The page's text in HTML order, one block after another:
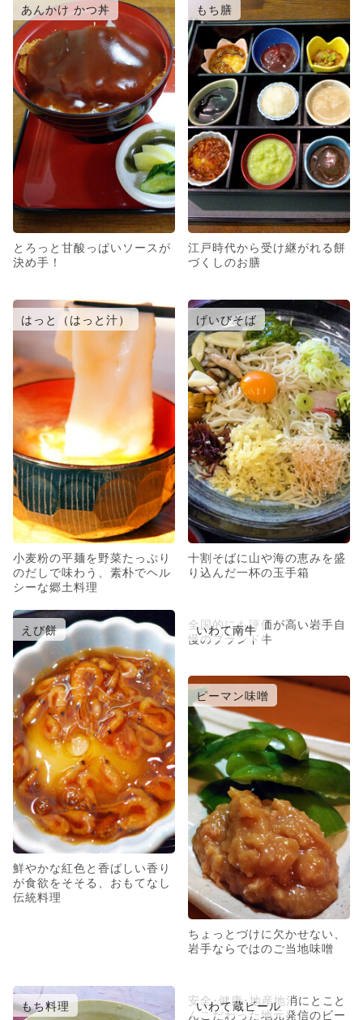
あんかけ かつ丼
とろっと甘酸っぱいソースが
決め手！
もち膳
江戸時代から受け継がれる餅
づくしのお膳
はっと（はっと汁）
小麦粉の平麺を野菜たっぷり
のだしで味わう、素朴でヘル
シーな郷土料理
げいびそば
十割そばに山や海の恵みを盛
り込んだ一杯の玉手箱
えび餅
鮮やかな紅色と香ばしい香り
が食欲をそそる、おもてなし
伝統料理
いわて南牛
全国的にも評価が高い岩手自
慢のブランド牛
ピーマン味噌
ちょっとづけに欠かせない、
岩手ならではのご当地味噌
もち料理 いわて蔵ビール
安全･健康･地産地消にとこと
んこだわった地元発信のビー